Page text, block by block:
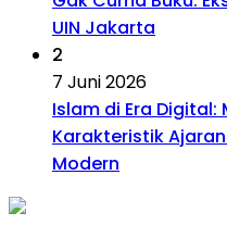
UIN Jakarta
2
7 Juni 2026
Islam di Era
Karakteristik
Modern